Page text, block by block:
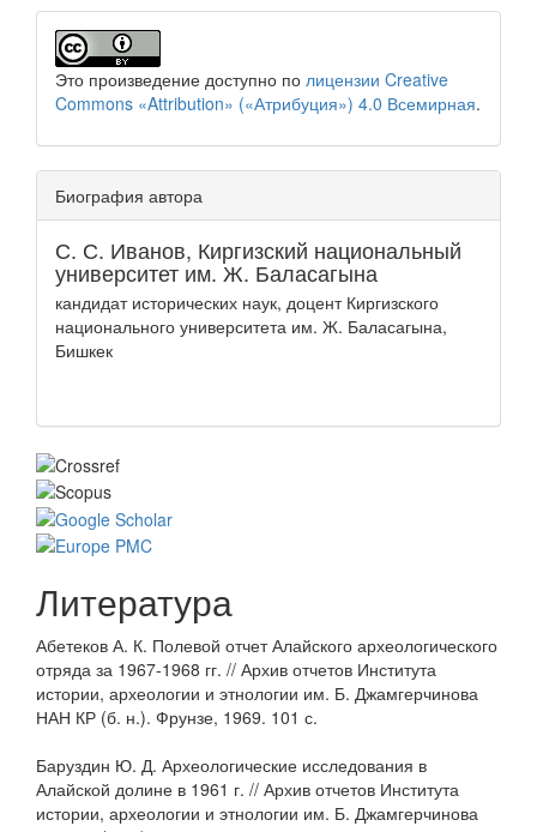
Это произведение доступно по лицензии Creative
Commons «Attribution» («Атрибуция») 4.0 Всемирная.
Биография автора
С. С. Иванов, Киргизский национальный
университет им. Ж. Баласагына
кандидат исторических наук, доцент Киргизского
национального университета им. Ж. Баласагына,
Бишкек
Литература
Абетеков А. К. Полевой отчет Алайского археологического
отряда за 1967-1968 гг. // Архив отчетов Института
истории, археологии и этнологии им. Б. Джамгерчинова
НАН КР (б. н.). Фрунзе, 1969. 101 с.
Баруздин Ю. Д. Археологические исследования в
Алайской долине в 1961 г. // Архив отчетов Института
истории, археологии и этнологии им. Б. Джамгерчинова